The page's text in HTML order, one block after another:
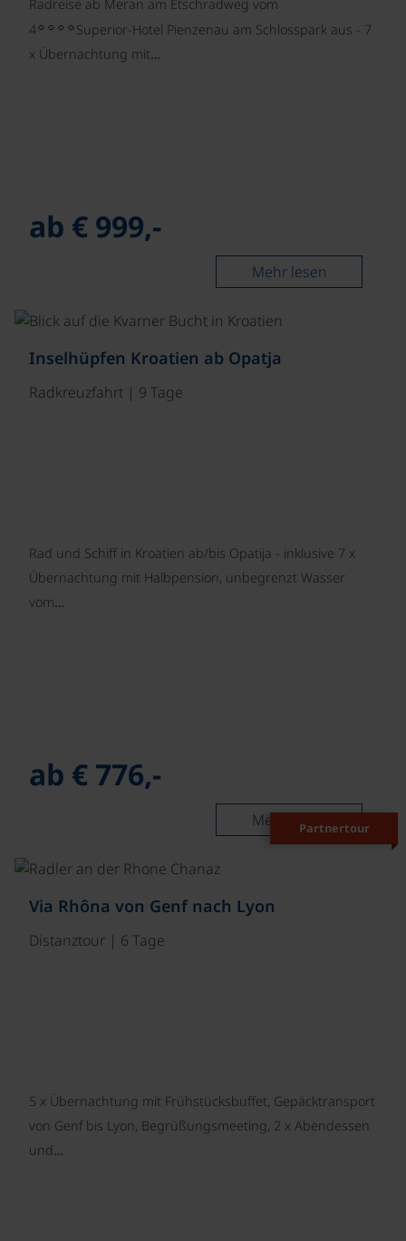
Radreise ab Meran am Etschradweg vom
4☼☼☼☼Superior-Hotel Pienzenau am Schlosspark aus - 7
x Übernachtung mit…
ab € 999,-
Mehr lesen
Inselhüpfen Kroatien ab Opatja
Radkreuzfahrt | 9 Tage
Rad und Schiff in Kroatien ab/bis Opatija - inklusive 7 x
Übernachtung mit Halbpension, unbegrenzt Wasser
vom…
ab € 776,-
Mehr lesenPartnertour
Via Rhôna von Genf nach Lyon
Distanztour | 6 Tage
5 x Übernachtung mit Frühstücksbuffet, Gepäcktransport
von Genf bis Lyon, Begrüßungsmeeting, 2 x Abendessen
und…